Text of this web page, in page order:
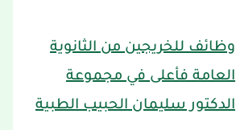
وظائف للخريجين من الثانوية
العامة فأعلى في مجموعة
الدكتور سليمان الحبيب الطبية